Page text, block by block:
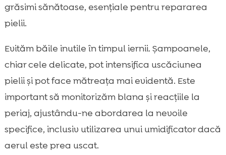
grăsimi sănătoase, esențiale pentru repararea
pielii.
Evităm băile inutile în timpul iernii. Șampoanele,
chiar cele delicate, pot intensifica uscăciunea
pielii și pot face mătreața mai evidentă. Este
important să monitorizăm blana și reacțiile la
periaj, ajustându-ne abordarea la nevoile
specifice, inclusiv utilizarea unui umidificator dacă
aerul este prea uscat.